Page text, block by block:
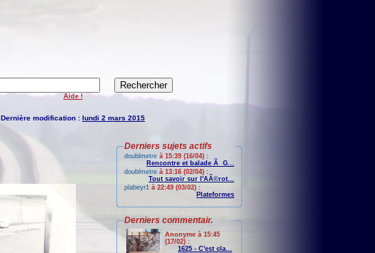
Aide !
Dernière modification : lundi 2 mars 2015
Derniers sujets actifs
doublmetre à 15:39 (16/04) :
Rencontre et balade Ã G...
doublmetre à 13:16 (02/04) :
Tout savoir sur l'AÃ©rot...
plabeyr1 à 22:49 (03/02) :
Plateformes
Derniers commentair.
Anonyme à 15:45
(17/02) :
1625 - C'est cla...